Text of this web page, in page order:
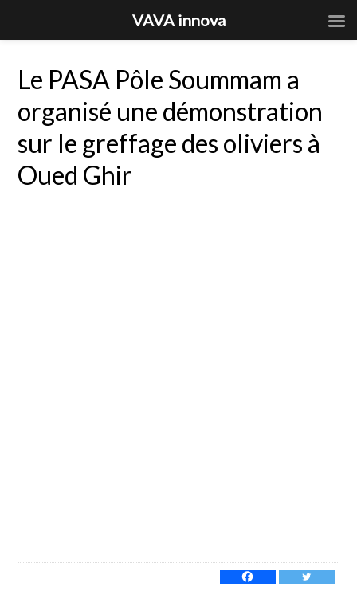
Le PASA Pôle Soummam a
organisé une démonstration
sur le greffage des oliviers à
Oued Ghir
VAVA innova